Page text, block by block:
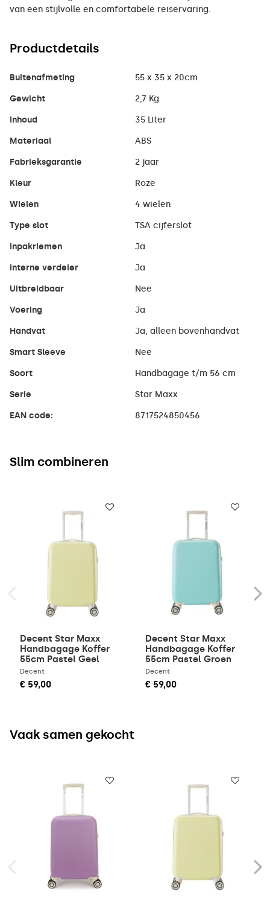
van een stijlvolle en comfortabele reiservaring.
Productdetails
Buitenafmeting 55 x 35 x 20cm
Gewicht 2,7 Kg
Inhoud 35 Liter
Materiaal ABS
Fabrieksgarantie 2 jaar
Kleur Roze
Wielen 4 wielen
Type slot TSA cijferslot
Inpakriemen Ja
Interne verdeler Ja
Uitbreidbaar Nee
Voering Ja
Handvat Ja, alleen bovenhandvat
Smart Sleeve Nee
Soort Handbagage t/m 56 cm
Serie Star Maxx
EAN code: 8717524850456
Slim combineren
Decent Star Maxx
Handbagage Koffer
55cm Pastel Geel
Decent
€ 59,00
Decent Star Maxx
Handbagage Koffer
55cm Pastel Groen
Decent
€ 59,00
Vaak samen gekocht